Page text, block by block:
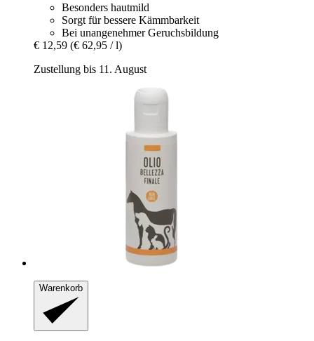
Besonders hautmild
Sorgt für bessere Kämmbarkeit
Bei unangenehmer Geruchsbildung
€ 12,59 (€ 62,95 / l)
Zustellung bis 11. August
Warenkorb